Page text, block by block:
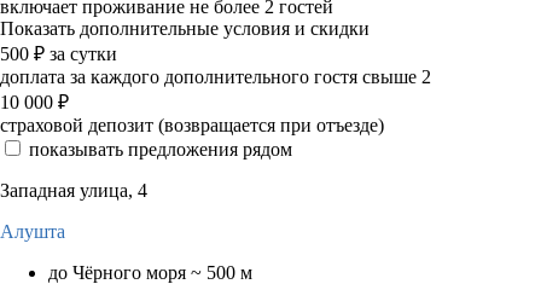
включает проживание не более 2 гостей
Показать дополнительные условия и скидки
500 ₽ за сутки
доплата за каждого дополнительного гостя свыше 2
10 000 ₽
страховой депозит (возвращается при отъезде)
показывать предложения рядом
Западная улица, 4
Алушта
до Чёрного моря ~ 500 м